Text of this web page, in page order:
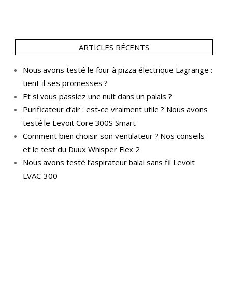
ARTICLES RÉCENTS
Nous avons testé le four à pizza électrique Lagrange :
tient-il ses promesses ?
Et si vous passiez une nuit dans un palais ?
Purificateur d’air : est-ce vraiment utile ? Nous avons
testé le Levoit Core 300S Smart
Comment bien choisir son ventilateur ? Nos conseils
et le test du Duux Whisper Flex 2
Nous avons testé l’aspirateur balai sans fil Levoit
LVAC-300